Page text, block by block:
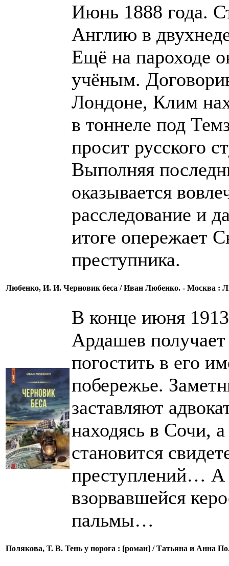
Июнь 1888 года.
Англию в
Ещё на пароходе
учёным.
Лондоне, Клим
в тоннеле под
просит русского
Выполняя
оказывается
расследование и
итоге опережает
преступника.
Любенко, И. И. Черновик беса / Иван Любенко. - Москва :
В конце июня
Ардашев получает
погостить в его
побережье.
заставляют
находясь в Сочи,
становится
преступлений… А
взорвавшейся
пальмы…
Полякова, Т. В. Тень у порога : [роман] / Татьяна и Анна